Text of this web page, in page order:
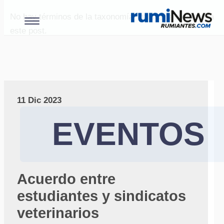
No hay términos de la taxonomía "paises" asociados a
11 Dic 2023
EVENTOS
Acuerdo entre
estudiantes y sindicatos
veterinarios